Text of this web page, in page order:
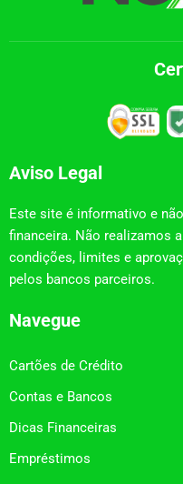
Aviso Legal
Este site é informativo e
financeira. Não realizamos
condições, limites e
pelos bancos parceiros.
Navegue
Cartões de Crédito
Contas e Bancos
Dicas Financeiras
Empréstimos